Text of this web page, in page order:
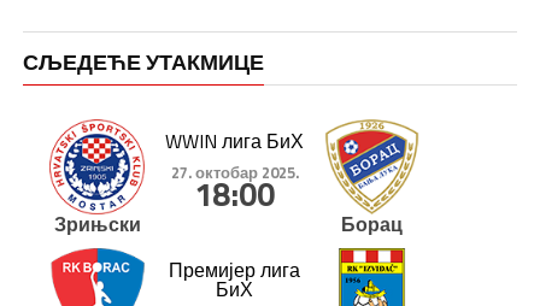
СЉЕДЕЋЕ УТАКМИЦЕ
Зрињски
WWIN лига БиХ
27. октобар 2025.
18:00
Борац
Премијер лига
БиХ